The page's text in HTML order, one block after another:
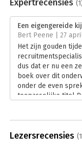
Verschijningsdatum:
Hoofdrubriek:
Expertrecensies
Een eigengereide
Bert Peene | 27
Het zijn gouden
dus dat er nu een
boek over dit
onder de even
toepasselijke titel
Lezersrecensies